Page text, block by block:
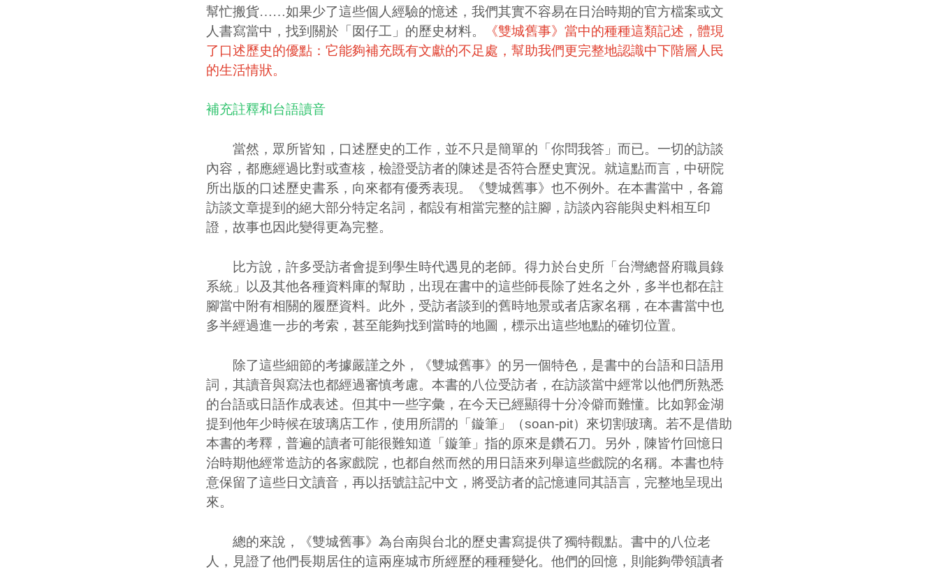
幫忙搬貨……如果少了這些個人經驗的憶述，我們其實不容易在日治時期的官方檔案或文
人書寫當中，找到關於「囡仔工」的歷史材料。
《雙城舊事》當中的種種這類記述，體現
了口述歷史的優點：它能夠補充既有文獻的不足處，幫助我們更完整地認識中下階層人民
的生活情狀。
補充註釋和台語讀音
當然，眾所皆知，口述歷史的工作，並不只是簡單的「你問我答」而已。一切的訪談
內容，都應經過比對或查核，檢證受訪者的陳述是否符合歷史實況。就這點而言，中研院
所出版的口述歷史書系，向來都有優秀表現。《雙城舊事》也不例外。在本書當中，各篇
訪談文章提到的絕大部分特定名詞，都設有相當完整的註腳，訪談內容能與史料相互印
證，故事也因此變得更為完整。
比方說，許多受訪者會提到學生時代遇見的老師。得力於台史所「台灣總督府職員錄
系統」以及其他各種資料庫的幫助，出現在書中的這些師長除了姓名之外，多半也都在註
腳當中附有相關的履歷資料。此外，受訪者談到的舊時地景或者店家名稱，在本書當中也
多半經過進一步的考索，甚至能夠找到當時的地圖，標示出這些地點的確切位置。
除了這些細節的考據嚴謹之外，《雙城舊事》的另一個特色，是書中的台語和日語用
詞，其讀音與寫法也都經過審慎考慮。本書的八位受訪者，在訪談當中經常以他們所熟悉
的台語或日語作成表述。但其中一些字彙，在今天已經顯得十分冷僻而難懂。比如郭金湖
提到他年少時候在玻璃店工作，使用所謂的「鏇筆」（soan-pit）來切割玻璃。若不是借助
本書的考釋，普遍的讀者可能很難知道「鏇筆」指的原來是鑽石刀。另外，陳皆竹回憶日
治時期他經常造訪的各家戲院，也都自然而然的用日語來列舉這些戲院的名稱。本書也特
意保留了這些日文讀音，再以括號註記中文，將受訪者的記憶連同其語言，完整地呈現出
來。
總的來說，《雙城舊事》為台南與台北的歷史書寫提供了獨特觀點。書中的八位老
人，見證了他們長期居住的這兩座城市所經歷的種種變化。他們的回憶，則能夠帶領讀者